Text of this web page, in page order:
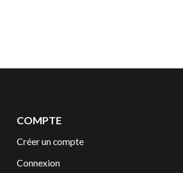
COMPTE
Créer un compte
Connexion